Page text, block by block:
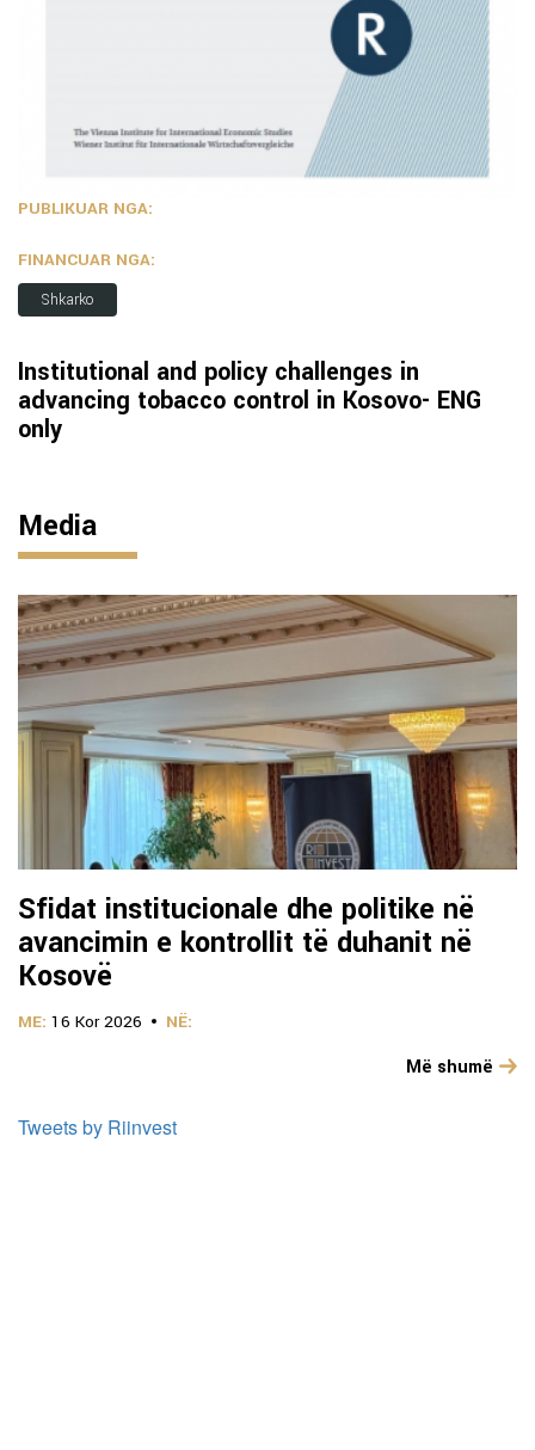
PUBLIKUAR NGA:
FINANCUAR NGA:
Shkarko
Institutional and policy challenges in
advancing tobacco control in Kosovo- ENG
only
Media
Sfidat institucionale dhe politike në
avancimin e kontrollit të duhanit në
Kosovë
ME: 16 Kor 2026 NË:
Më shumë
Tweets by Riinvest